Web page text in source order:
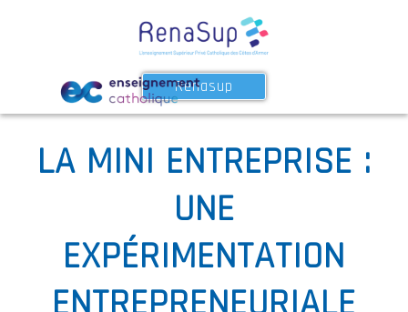
Renasup
LA MINI ENTREPRISE :
UNE
EXPÉRIMENTATION